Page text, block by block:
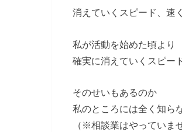
消えていくスピード、速
私が活動を始めた頃より
確実に消えていくスピー
そのせいもあるのか
私のところには全く知ら
（※相談業はやっていま